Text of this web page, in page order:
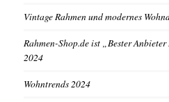
Vintage Rahmen und modernes
Rahmen-Shop.de ist „Bester
2024
Wohntrends 2024